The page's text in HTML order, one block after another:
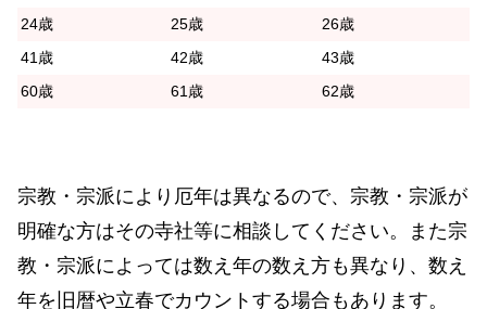
24歳
25歳
26歳
41歳
42歳
43歳
60歳
61歳 62歳
宗教・宗派により厄年は異なるので、宗教・宗派が
明確な方はその寺社等に相談してください。また宗
教・宗派によっては数え年の数え方も異なり、数え
年を旧暦や立春でカウントする場合もあります。